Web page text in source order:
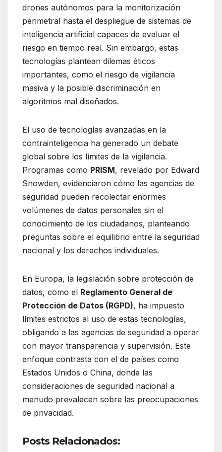
drones autónomos para la monitorización
perimetral hasta el despliegue de sistemas de
inteligencia artificial capaces de evaluar el
riesgo en tiempo real. Sin embargo, estas
tecnologías plantean dilemas éticos
importantes, como el riesgo de vigilancia
masiva y la posible discriminación en
algoritmos mal diseñados.
El uso de tecnologías avanzadas en la
contrainteligencia ha generado un debate
global sobre los límites de la vigilancia.
Programas como PRISM, revelado por Edward
Snowden, evidenciaron cómo las agencias de
seguridad pueden recolectar enormes
volúmenes de datos personales sin el
conocimiento de los ciudadanos, planteando
preguntas sobre el equilibrio entre la seguridad
nacional y los derechos individuales.
En Europa, la legislación sobre protección de
datos, como el Reglamento General de
Protección de Datos (RGPD), ha impuesto
límites estrictos al uso de estas tecnologías,
obligando a las agencias de seguridad a operar
con mayor transparencia y supervisión. Este
enfoque contrasta con el de países como
Estados Unidos o China, donde las
consideraciones de seguridad nacional a
menudo prevalecen sobre las preocupaciones
de privacidad.
Posts Relacionados: